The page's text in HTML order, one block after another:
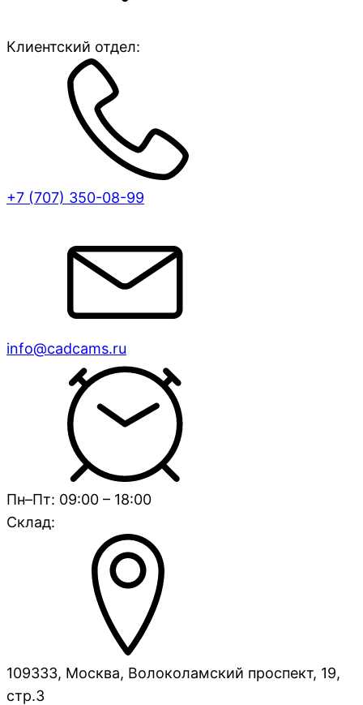
Клиентский отдел:
+7 (707) 350-08-99
info@cadcams.ru
Пн–Пт: 09:00 – 18:00
Склад:
109333, Москва, Волоколамский проспект, 19,
стр.3